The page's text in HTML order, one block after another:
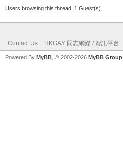
Users browsing this thread: 1 Guest(s)
Contact Us HKGAY 同志網媒 / 資訊平台
Powered By MyBB , © 2002-2026 MyBB Group